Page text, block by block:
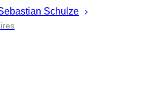
Schulze